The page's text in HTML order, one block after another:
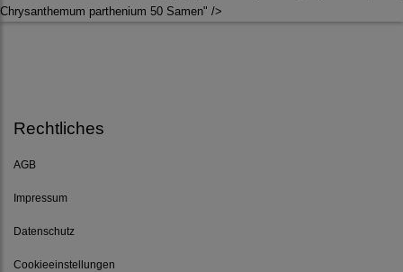
Chrysanthemum parthenium 50 Samen" />
Rechtliches
AGB
Impressum
Datenschutz
Cookieeinstellungen